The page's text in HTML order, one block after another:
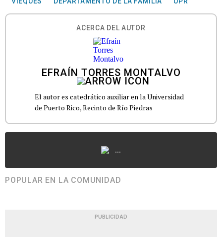
ACERCA DEL AUTOR
EFRAÍN TORRES MONTALVO
El autor es catedrático auxiliar en la Universidad
de Puerto Rico, Recinto de Río Piedras
...
POPULAR EN LA COMUNIDAD
PUBLICIDAD